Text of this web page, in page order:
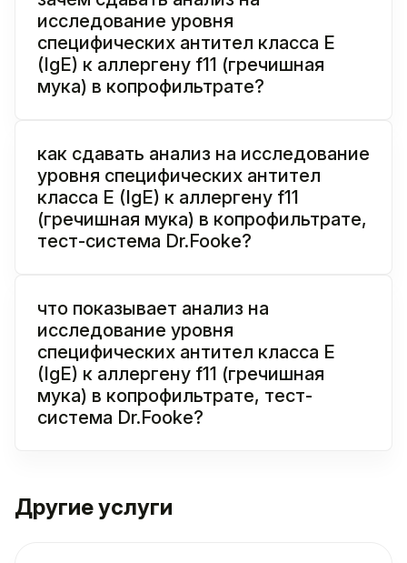
исследование уровня
специфических антител класса E
(IgE) к аллергену f11 (гречишная
мука) в копрофильтрате?
как сдавать анализ на исследование
уровня специфических антител
класса E (IgE) к аллергену f11
(гречишная мука) в копрофильтрате,
тест-система Dr.Fooke?
что показывает анализ на
исследование уровня
специфических антител класса E
(IgE) к аллергену f11 (гречишная
мука) в копрофильтрате, тест-
система Dr.Fooke?
Другие услуги